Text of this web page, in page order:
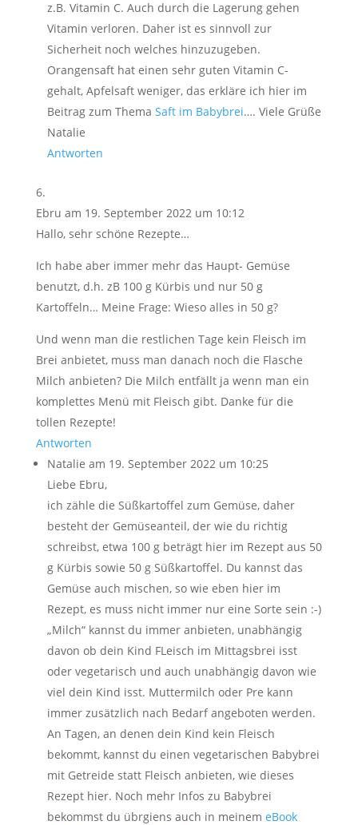
z.B. Vitamin C. Auch durch die Lagerung gehen
Vitamin verloren. Daher ist es sinnvoll zur
Sicherheit noch welches hinzuzugeben.
Orangensaft hat einen sehr guten Vitamin C-
gehalt, Apfelsaft weniger, das erkläre ich hier im
Beitrag zum Thema Saft im Babybrei…. Viele Grüße
Natalie
Antworten
Ebru am 19. September 2022 um 10:12
Hallo, sehr schöne Rezepte…
Ich habe aber immer mehr das Haupt- Gemüse
benutzt, d.h. zB 100 g Kürbis und nur 50 g
Kartoffeln… Meine Frage: Wieso alles in 50 g?
Und wenn man die restlichen Tage kein Fleisch im
Brei anbietet, muss man danach noch die Flasche
Milch anbieten? Die Milch entfällt ja wenn man ein
komplettes Menü mit Fleisch gibt. Danke für die
tollen Rezepte!
Antworten
Natalie am 19. September 2022 um 10:25
Liebe Ebru,
ich zähle die Süßkartoffel zum Gemüse, daher
besteht der Gemüseanteil, der wie du richtig
schreibst, etwa 100 g beträgt hier im Rezept aus 50
g Kürbis sowie 50 g Süßkartoffel. Du kannst das
Gemüse auch mischen, so wie eben hier im
Rezept, es muss nicht immer nur eine Sorte sein :-)
„Milch“ kannst du immer anbieten, unabhängig
davon ob dein Kind FLeisch im Mittagsbrei isst
oder vegetarisch und auch unabhängig davon wie
viel dein Kind isst. Muttermilch oder Pre kann
immer zusätzlich nach Bedarf angeboten werden.
An Tagen, an denen dein Kind kein Fleisch
bekommt, kannst du einen vegetarischen Babybrei
mit Getreide statt Fleisch anbieten, wie dieses
Rezept hier. Noch mehr Infos zu Babybrei
bekommst du übrgiens auch in meinem eBook